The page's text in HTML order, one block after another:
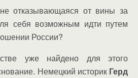
отказывающаяся от вины за
себя возможным идти путем
России?
уже найдено для этого
Немецкий историкГерд